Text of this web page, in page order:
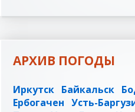
АРХИВ ПОГОДЫ
Иркутск Байкальск
Ербогачен Усть-